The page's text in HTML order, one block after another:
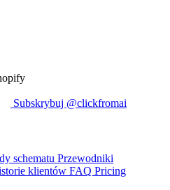
Subskrybuj @clickfromai
schematu Przewodniki
klientów FAQ Pricing